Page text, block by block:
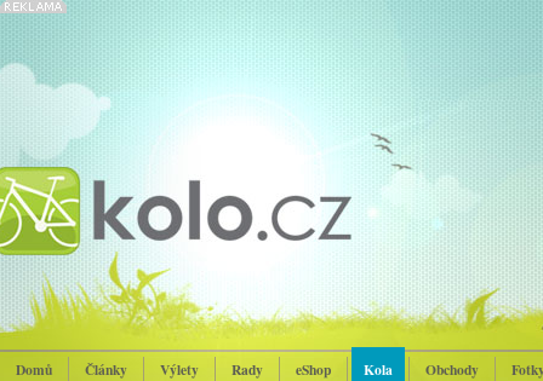
Domů Články Výlety Rady eShop Kola Obchody